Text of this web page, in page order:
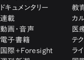
ドキュメンタリー
連載
動画・音声
電子書籍
国際+Foresight
教
カ
医
テ
ラ